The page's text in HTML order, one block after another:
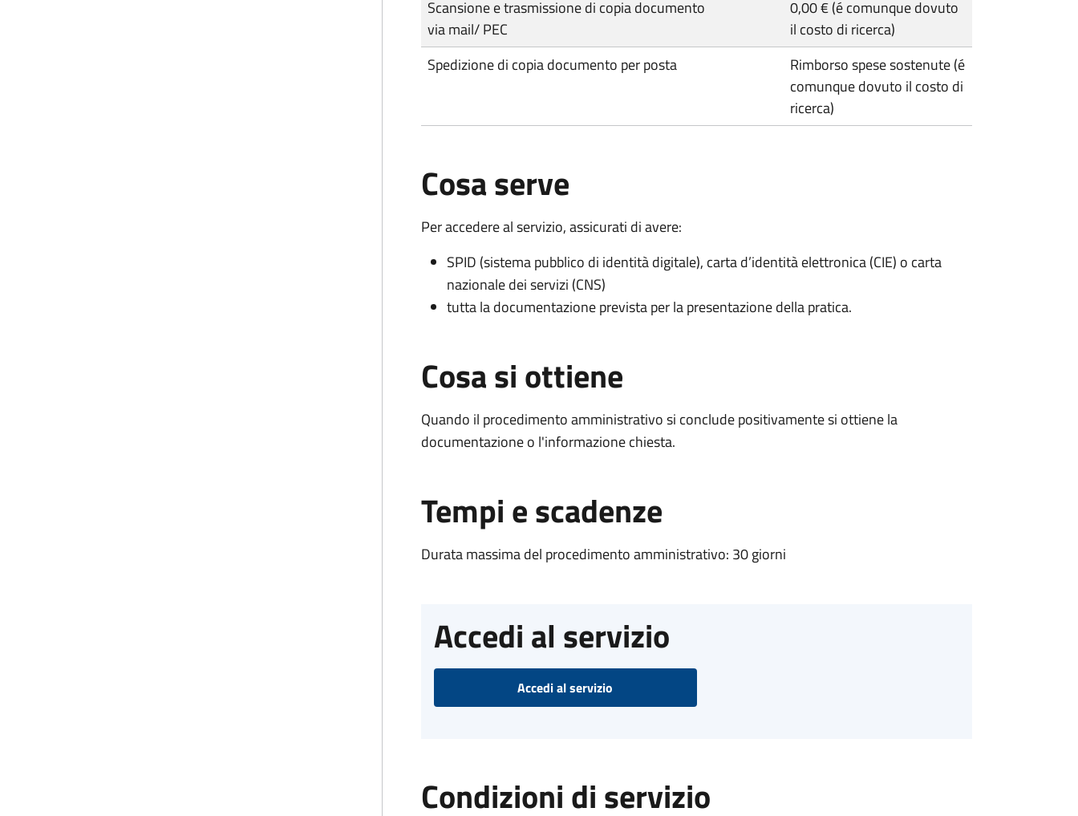
Scansione e trasmissione di copia documento
via mail/ PEC
0,00 € (é comunque dovuto
il costo di ricerca)
Spedizione di copia documento per posta
Rimborso spese sostenute (é
comunque dovuto il costo di
ricerca)
Cosa serve
Per accedere al servizio, assicurati di avere:
SPID (sistema pubblico di identità digitale), carta d’identità elettronica (CIE) o carta
nazionale dei servizi (CNS)
tutta la documentazione prevista per la presentazione della pratica.
Cosa si ottiene
Quando il procedimento amministrativo si conclude positivamente si ottiene la
documentazione o l'informazione chiesta.
Tempi e scadenze
Durata massima del procedimento amministrativo: 30 giorni
Accedi al servizio
Accedi al servizio
Condizioni di servizio